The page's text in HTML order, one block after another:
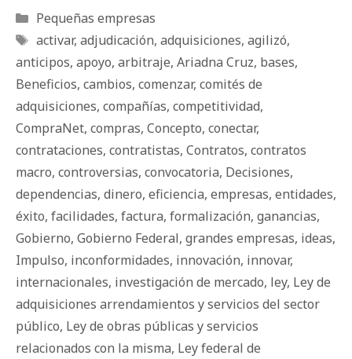
Categorías
Pequeñas empresas
Etiquetas
activar, adjudicación, adquisiciones, agilizó,
anticipos, apoyo, arbitraje, Ariadna Cruz, bases,
Beneficios, cambios, comenzar, comités de
adquisiciones, compañías, competitividad,
CompraNet, compras, Concepto, conectar,
contrataciones, contratistas, Contratos, contratos
macro, controversias, convocatoria, Decisiones,
dependencias, dinero, eficiencia, empresas, entidades,
éxito, facilidades, factura, formalización, ganancias,
Gobierno, Gobierno Federal, grandes empresas, ideas,
Impulso, inconformidades, innovación, innovar,
internacionales, investigación de mercado, ley, Ley de
adquisiciones arrendamientos y servicios del sector
público, Ley de obras públicas y servicios
relacionados con la misma, Ley federal de